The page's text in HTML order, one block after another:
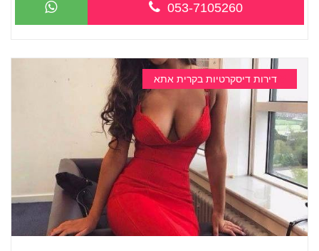
053-7105260
דירות דיסקרטיות בקרית אתא